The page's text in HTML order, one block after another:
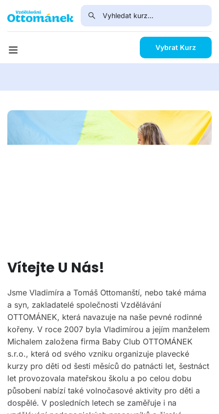
Vybrat Kurz
Vítejte U Nás!
Jsme Vladimíra a Tomáš Ottomanští, nebo také máma
a syn, zakladatelé společnosti Vzdělávání
OTTOMÁNEK, která navazuje na naše pevné rodinné
kořeny. V roce 2007 byla Vladimírou a jejím manželem
Michalem založena firma Baby Club OTTOMÁNEK
s.r.o., která od svého vzniku organizuje plavecké
kurzy pro děti od šesti měsíců do patnácti let, šestnáct
let provozovala mateřskou školu a po celou dobu
působení nabízí také volnočasové aktivity pro děti a
dospělé. V posledních letech se zaměřuje i na